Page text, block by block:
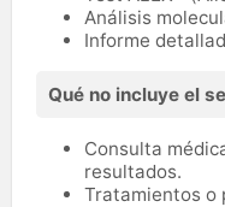
Análisis
Informe
Qué no incluye el
Consulta
resultados.
Tratamientos o